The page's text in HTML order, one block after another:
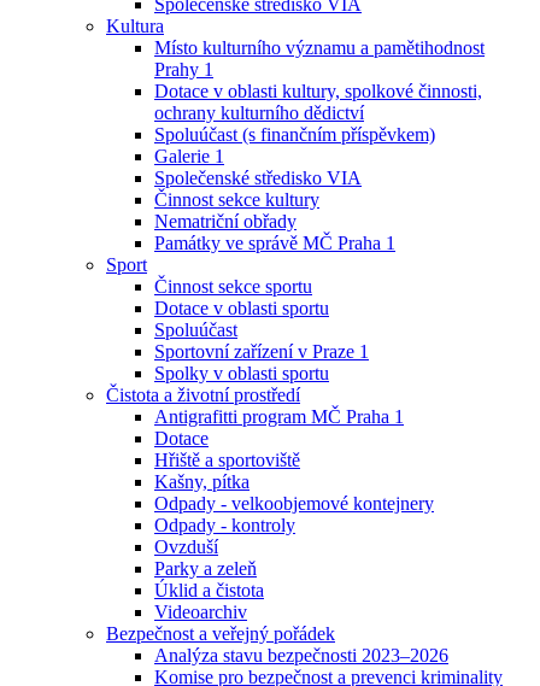
Kultura
Místo kulturního významu a pamětihodnost
Prahy 1
Dotace v oblasti kultury, spolkové činnosti,
ochrany kulturního dědictví
Spoluúčast (s finančním příspěvkem)
Galerie 1
Společenské středisko VIA
Činnost sekce kultury
Nematriční obřady
Památky ve správě MČ Praha 1
Sport
Činnost sekce sportu
Dotace v oblasti sportu
Spoluúčast
Sportovní zařízení v Praze 1
Spolky v oblasti sportu
Čistota a životní prostředí
Antigrafitti program MČ Praha 1
Dotace
Hřiště a sportoviště
Kašny, pítka
Odpady - velkoobjemové kontejnery
Odpady - kontroly
Ovzduší
Parky a zeleň
Úklid a čistota
Videoarchiv
Bezpečnost a veřejný pořádek
Analýza stavu bezpečnosti 2023–2026
Komise pro bezpečnost a prevenci kriminality